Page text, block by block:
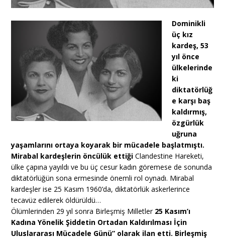
Dominikli
üç kız
kardeş, 53
yıl önce
ülkelerinde
ki
diktatörlüğ
e karşı baş
kaldırmış,
özgürlük
uğruna
yaşamlarını ortaya koyarak bir mücadele başlatmıştı.
Mirabal kardeşlerin öncülük ettiği Clandestine Hareketi,
ülke çapına yayıldı ve bu üç cesur kadın göremese de sonunda
diktatörlüğün sona ermesinde önemli rol oynadı. Mirabal
kardeşler ise 25 Kasım 1960’da, diktatörlük askerlerince
tecavüz edilerek öldürüldü…
Ölümlerinden 29 yıl sonra Birleşmiş Milletler 25 Kasım’ı
Kadına Yönelik Şiddetin Ortadan Kaldırılması İçin
Uluslararası Mücadele Günü” olarak ilan etti. Birleşmiş